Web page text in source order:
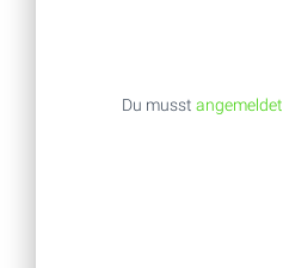
Du musst angemeldet